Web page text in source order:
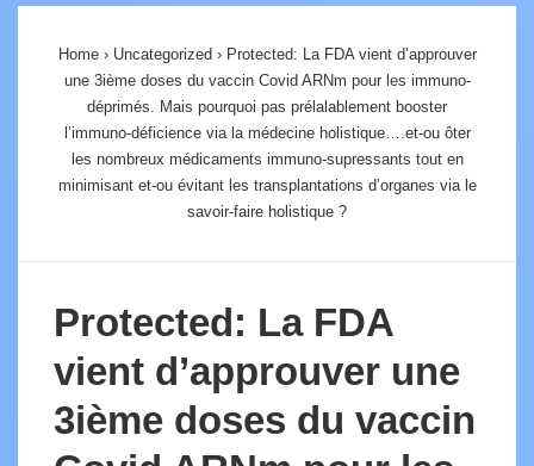
Home › Uncategorized › Protected: La FDA vient d’approuver
une 3ième doses du vaccin Covid ARNm pour les immuno-
déprimés. Mais pourquoi pas prélalablement booster
l’immuno-déficience via la médecine holistique….et-ou ôter
les nombreux médicaments immuno-supressants tout en
minimisant et-ou évitant les transplantations d’organes via le
savoir-faire holistique ?
Protected: La FDA
vient d’approuver une
3ième doses du vaccin